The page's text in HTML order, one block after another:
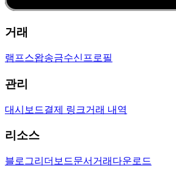
거래
램프스왑송금수신 프로필
관리
대시보드결제 링크거래 내역
리소스
블로그리더보드문서 거래 다운로드